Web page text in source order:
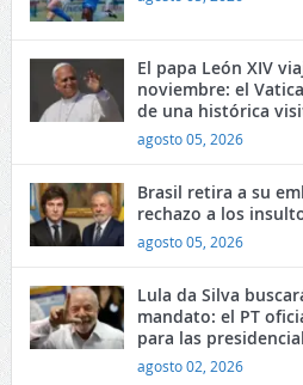
El papa León XIV
noviembre: el
de una histórica
agosto 05, 2026
Brasil retira a su
rechazo a los
agosto 05, 2026
Lula da Silva
mandato: el PT
para las
agosto 02, 2026